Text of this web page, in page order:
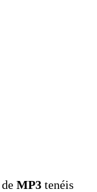
MP3 tenéis